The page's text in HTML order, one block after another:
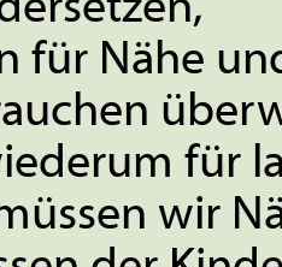
für Nähe
für
wir